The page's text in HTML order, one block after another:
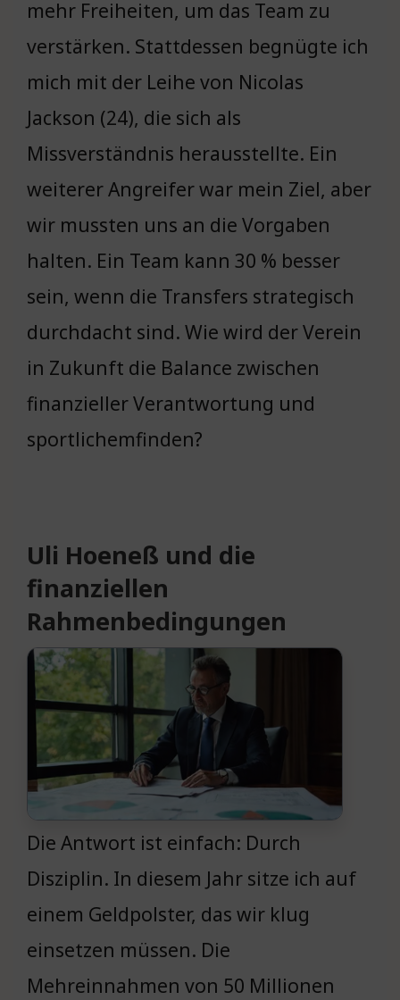
mehr Freiheiten, um das Team zu
verstärken. Stattdessen begnügte ich
mich mit der Leihe von Nicolas
Jackson (24), die sich als
Missverständnis herausstellte. Ein
weiterer Angreifer war mein Ziel, aber
wir mussten uns an die Vorgaben
halten. Ein Team kann 30 % besser
sein, wenn die Transfers strategisch
durchdacht sind. Wie wird der Verein
in Zukunft die Balance zwischen
finanzieller Verantwortung und
sportlichemfinden?
Uli Hoeneß und die
finanziellen
Rahmenbedingungen
Die Antwort ist einfach: Durch
Disziplin. In diesem Jahr sitze ich auf
einem Geldpolster, das wir klug
einsetzen müssen. Die
Mehreinnahmen von 50 Millionen